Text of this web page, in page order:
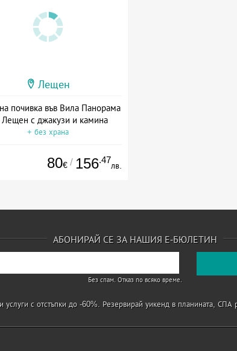
Лещен
почивка във Вила Панорама
Лещен с джакузи и камина
+ без храна
80€ / 156.47
лв.
АБОНИРАЙ СЕ ЗА НАШИЯ Е-БЮЛЕТИН
Без спам. Отказ по всяко време.
с отстъпки до -60%. Резервирай уикенд в планината, СПА